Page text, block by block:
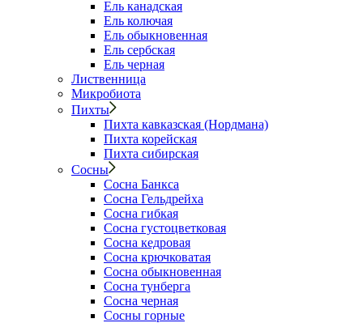
Ель канадская
Ель колючая
Ель обыкновенная
Ель сербская
Ель черная
Лиственница
Микробиота
Пихты
Пихта кавказская (Нордмана)
Пихта корейская
Пихта сибирская
Сосны
Сосна Банкса
Сосна Гельдрейха
Сосна гибкая
Сосна густоцветковая
Сосна кедровая
Сосна крючковатая
Сосна обыкновенная
Сосна тунберга
Сосна черная
Сосны горные